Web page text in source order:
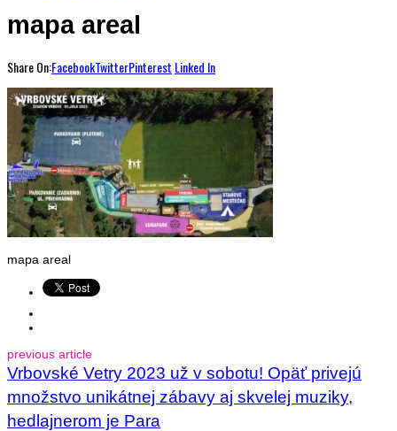
mapa areal
Share On:FacebookTwitterPinterest Linked In
mapa areal
previous article
Vrbovské Vetry 2023 už v sobotu! Opäť privejú
množstvo unikátnej zábavy aj skvelej muziky,
hedlajnerom je Para